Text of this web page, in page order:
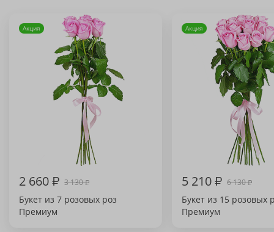
Акция
2 660₽ 3 130₽
Букет из 7 розовых роз
Премиум
Акция
5 210₽ 6 130₽
Букет из 15 розовых
Премиум